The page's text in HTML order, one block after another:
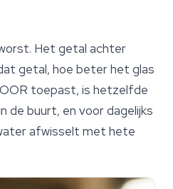
Het getal achter
getal, hoe beter het glas
toepast, is hetzelfde
de buurt, en voor dagelijks
afwisselt met hete